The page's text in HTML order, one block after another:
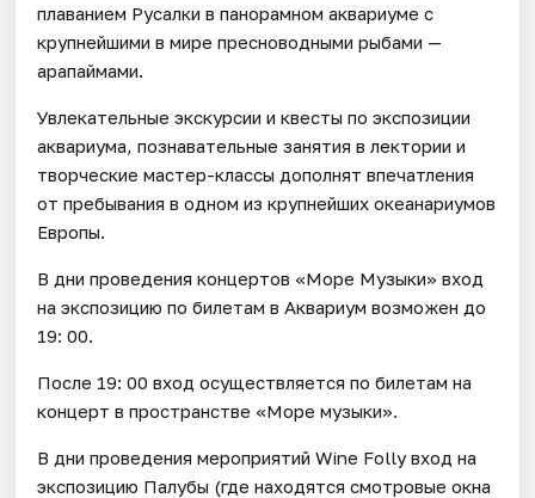
плаванием Русалки в панорамном аквариуме с
крупнейшими в мире пресноводными рыбами —
арапаймами.
Увлекательные экскурсии и квесты по экспозиции
аквариума, познавательные занятия в лектории и
творческие мастер-классы дополнят впечатления
от пребывания в одном из крупнейших океанариумов
Европы.
В дни проведения концертов «Море Музыки» вход
на экспозицию по билетам в Аквариум возможен до
19: 00.
После 19: 00 вход осуществляется по билетам на
концерт в пространстве «Море музыки».
В дни проведения мероприятий Wine Folly вход на
экспозицию Палубы (где находятся смотровые окна